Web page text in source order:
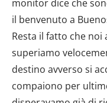
monitor dice che
il benvenuto a
Resta il fatto che
superiamo
destino avverso si
compaiono per